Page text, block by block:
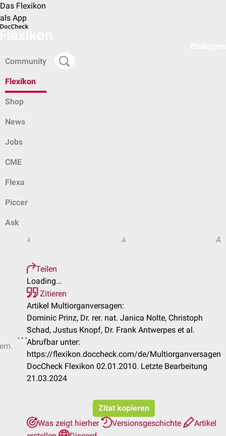
Das Flexikon
als App
Community
Flexikon
Shop
News
Jobs
CME
Flexa
Piccer
Ask
A A A
Teilen
Loading...
Zitieren
Artikel Multiorganversagen:
Dominic Prinz, Dr. rer. nat. Janica Nolte, Christoph
Schad, Justus Knopf, Dr. Frank Antwerpes et al.
Abrufbar unter:
https://flexikon.doccheck.com/de/Multiorganversagen
DocCheck Flexikon 02.01.2010. Letzte Bearbeitung
21.03.2024
Zitat kopieren
Was zeigt hierher
Versionsgeschichte
Artikel